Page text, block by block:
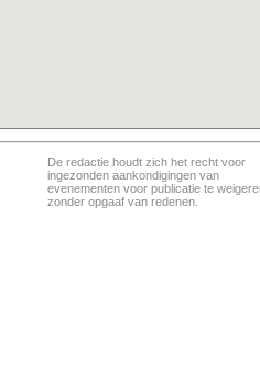
De redactie houdt zich het recht voor
ingezonden aankondigingen van
evenementen voor publicatie te
zonder opgaaf van redenen.